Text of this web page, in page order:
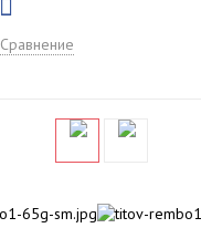
Сравнение